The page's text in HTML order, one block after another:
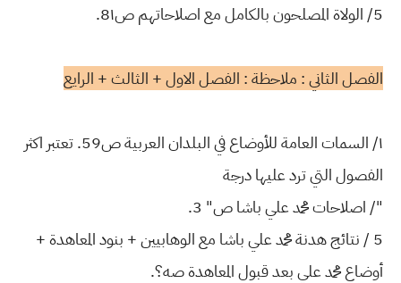
5/ الولاة المصلحون بالكامل مع اصلاحاتهم ص8١.
الفصل الثاني : ملاحظة : الفصل الاول + الثالث + الرايع
١/ السمات العامة للأوضاع في البلدان العربية ص59. تعتبر اكثر
الفصول التي ترد عليها درجة
"/ اصلاحات محمد علي باشا ص" 3.
5 / نتائج هدنة محمد علي باشا مع الوهابيين + بنود المعاهدة +
أوضاع محمد علي بعد قبول المعاهدة صه؟.